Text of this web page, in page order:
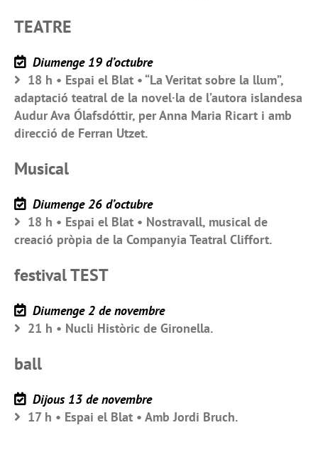
TEATRE
Diumenge 19 d’octubre
18 h • Espai el Blat • “La Veritat sobre la llum”,
adaptació teatral de la novel·la de l’autora islandesa
Audur Ava Ólafsdóttir, per Anna Maria Ricart i amb
direcció de Ferran Utzet.
Musical
Diumenge 26 d’octubre
18 h • Espai el Blat • Nostravall, musical de
creació pròpia de la Companyia Teatral Cliffort.
festival TEST
Diumenge 2 de novembre
21 h • Nucli Històric de Gironella.
ball
Dijous 13 de novembre
17 h • Espai el Blat • Amb Jordi Bruch.